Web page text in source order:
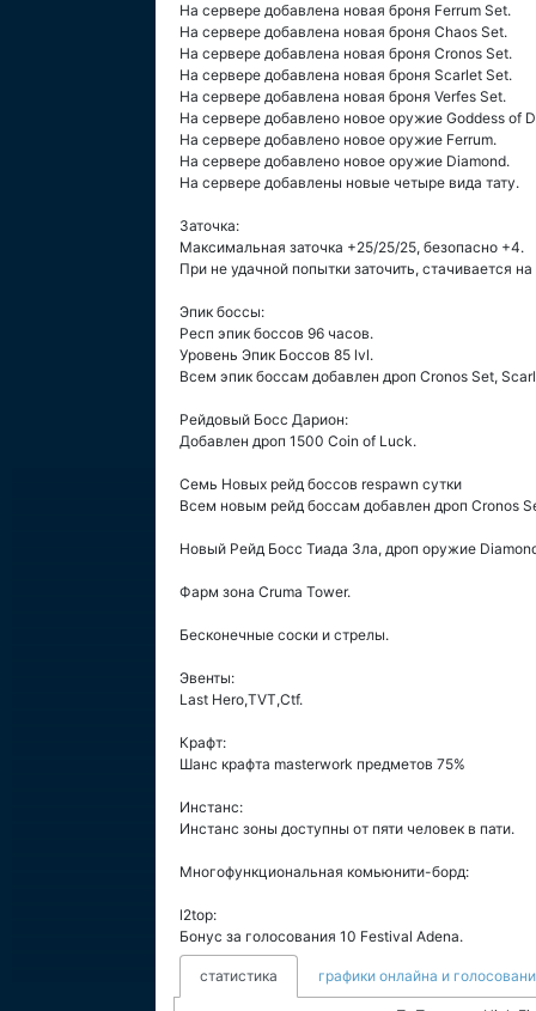
На сервере добавлена новая броня Ferrum Set.
На сервере добавлена новая броня Chaos Set.
На сервере добавлена новая броня Cronos Set.
На сервере добавлена новая броня Scarlet Set.
На сервере добавлена новая броня Verfes Set.
На сервере добавлено новое оружие Goddess of
На сервере добавлено новое оружие Ferrum.
На сервере добавлено новое оружие Diamond.
На сервере добавлены новые четыре вида тату.
Заточка:
Максимальная заточка +25/25/25, безопасно +4.
При не удачной попытки заточить, стачивается
Эпик боссы:
Респ эпик боссов 96 часов.
Уровень Эпик Боссов 85 lvl.
Всем эпик боссам добавлен дроп Cronos Set,
Рейдовый Босс Дарион:
Добавлен дроп 1500 Coin of Luck.
Семь Новых рейд боссов respawn сутки
Всем новым рейд боссам добавлен дроп Cronos
Новый Рейд Босс Тиада Зла, дроп оружие
Фарм зона Cruma Tower.
Бесконечные соски и стрелы.
Эвенты:
Last Hero,TVT,Ctf.
Крафт:
Шанс крафта masterwork предметов 75%
Инстанс:
Инстанс зоны доступны от пяти человек в пати.
Многофункциональная комьюнити-борд:
l2top:
Бонус за голосования 10 Festival Adena.
статистика графики онлайна и